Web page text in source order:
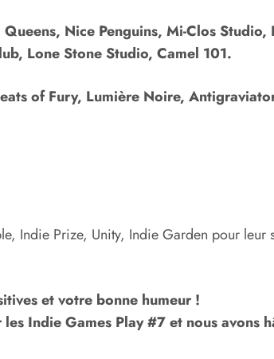
Nice Penguins, Mi-Clos
Lone Stone Studio, Camel 101.
of Fury, Lumière Noire,
Indie Prize, Unity, Indie Garden pour
et votre bonne humeur !
Indie Games Play #7 et nous